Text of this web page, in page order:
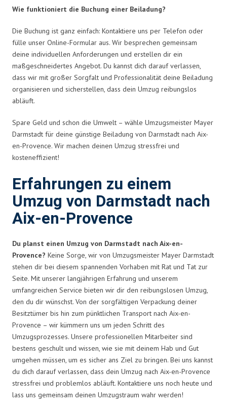
Wie funktioniert die Buchung einer Beiladung?
Die Buchung ist ganz einfach: Kontaktiere uns per Telefon oder
fülle unser Online-Formular aus. Wir besprechen gemeinsam
deine individuellen Anforderungen und erstellen dir ein
maßgeschneidertes Angebot. Du kannst dich darauf verlassen,
dass wir mit großer Sorgfalt und Professionalität deine Beiladung
organisieren und sicherstellen, dass dein Umzug reibungslos
abläuft.
Spare Geld und schon die Umwelt – wähle Umzugsmeister Mayer
Darmstadt für deine günstige Beiladung von Darmstadt nach Aix-
en-Provence. Wir machen deinen Umzug stressfrei und
kosteneffizient!
Erfahrungen zu einem
Umzug von Darmstadt nach
Aix-en-Provence
Du planst einen Umzug von Darmstadt nach Aix-en-
Provence? Keine Sorge, wir von Umzugsmeister Mayer Darmstadt
stehen dir bei diesem spannenden Vorhaben mit Rat und Tat zur
Seite. Mit unserer langjährigen Erfahrung und unserem
umfangreichen Service bieten wir dir den reibungslosen Umzug,
den du dir wünschst. Von der sorgfältigen Verpackung deiner
Besitztümer bis hin zum pünktlichen Transport nach Aix-en-
Provence – wir kümmern uns um jeden Schritt des
Umzugsprozesses. Unsere professionellen Mitarbeiter sind
bestens geschult und wissen, wie sie mit deinem Hab und Gut
umgehen müssen, um es sicher ans Ziel zu bringen. Bei uns kannst
du dich darauf verlassen, dass dein Umzug nach Aix-en-Provence
stressfrei und problemlos abläuft. Kontaktiere uns noch heute und
lass uns gemeinsam deinen Umzugstraum wahr werden!